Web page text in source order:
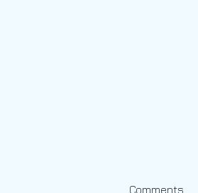
Chỉ Huy
Comments